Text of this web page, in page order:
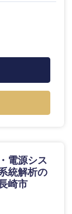
電源シス
統解析の
崎市